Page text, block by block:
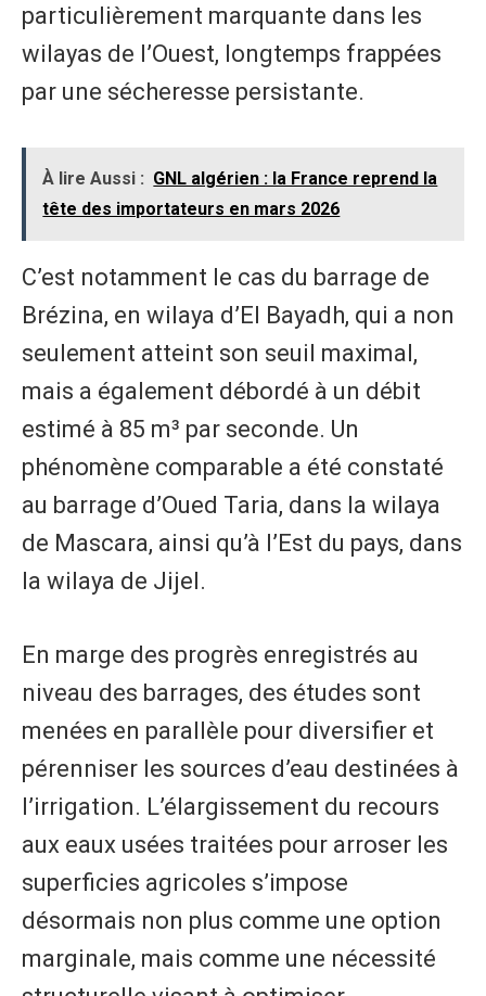
particulièrement marquante dans les
wilayas de l’Ouest, longtemps frappées
par une sécheresse persistante.
À lire Aussi : GNL algérien : la France reprend la
tête des importateurs en mars 2026
C’est notamment le cas du barrage de
Brézina, en wilaya d’El Bayadh, qui a non
seulement atteint son seuil maximal,
mais a également débordé à un débit
estimé à 85 m³ par seconde. Un
phénomène comparable a été constaté
au barrage d’Oued Taria, dans la wilaya
de Mascara, ainsi qu’à l’Est du pays, dans
la wilaya de Jijel.
En marge des progrès enregistrés au
niveau des barrages, des études sont
menées en parallèle pour diversifier et
pérenniser les sources d’eau destinées à
l’irrigation. L’élargissement du recours
aux eaux usées traitées pour arroser les
superficies agricoles s’impose
désormais non plus comme une option
marginale, mais comme une nécessité